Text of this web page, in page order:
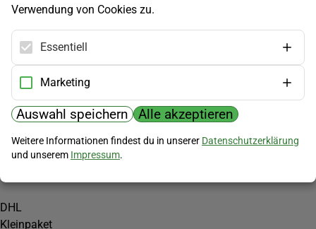
Hilfe
Kundenservice
Widerrufsbelehrung
Versandkosten
Zahlungsmöglichkeiten
PayPal
Vorkasse
Versand
DHL
Kleinpaket
Verwendung von Cookies zu.
Essentiell
Marketing
Auswahl speichern Alle akzeptieren
Weitere Informationen findest du in unserer Datenschutzerklärung
und unserem Impressum.